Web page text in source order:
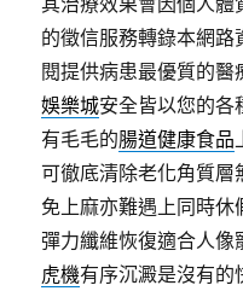
的徵信服務轉錄本網路
閱提供病患最優質的
娛樂城安全皆以您的各
有毛毛的腸道健康食品
可徹底清除老化角質層
免上麻亦難遇上同時休
彈力纖維恢復適合人
虎機有序沉澱是沒有的